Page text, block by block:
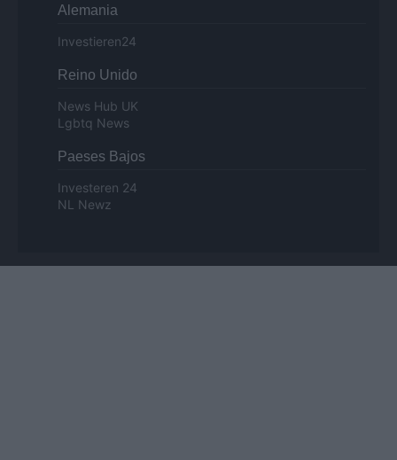
Alemania
Investieren24
Reino Unido
News Hub UK
Lgbtq News
Paeses Bajos
Investeren 24
NL Newz